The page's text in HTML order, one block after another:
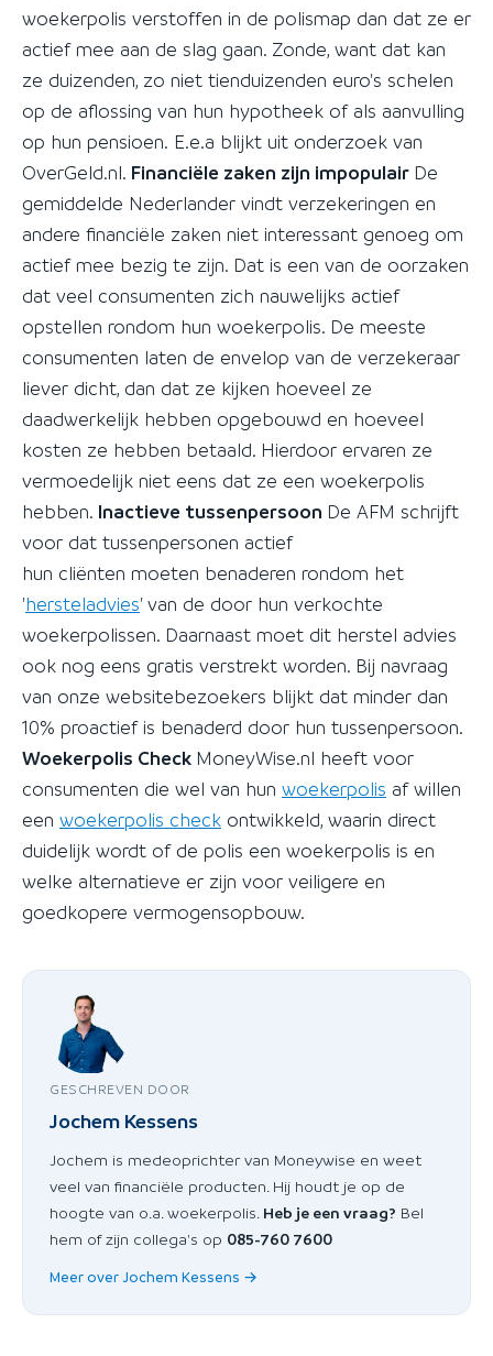
woekerpolis verstoffen in de polismap dan dat ze er
actief mee aan de slag gaan. Zonde, want dat kan
ze duizenden, zo niet tienduizenden euro's schelen
op de aflossing van hun hypotheek of als aanvulling
op hun pensioen. E.e.a blijkt uit onderzoek van
OverGeld.nl. Financiële zaken zijn impopulair De
gemiddelde Nederlander vindt verzekeringen en
andere financiële zaken niet interessant genoeg om
actief mee bezig te zijn. Dat is een van de oorzaken
dat veel consumenten zich nauwelijks actief
opstellen rondom hun woekerpolis. De meeste
consumenten laten de envelop van de verzekeraar
liever dicht, dan dat ze kijken hoeveel ze
daadwerkelijk hebben opgebouwd en hoeveel
kosten ze hebben betaald. Hierdoor ervaren ze
vermoedelijk niet eens dat ze een woekerpolis
hebben. Inactieve tussenpersoon De AFM schrijft
voor dat tussenpersonen actief
hun cliënten moeten benaderen rondom het
'hersteladvies' van de door hun verkochte
woekerpolissen. Daarnaast moet dit herstel advies
ook nog eens gratis verstrekt worden. Bij navraag
van onze websitebezoekers blijkt dat minder dan
10% proactief is benaderd door hun tussenpersoon.
Woekerpolis Check MoneyWise.nl heeft voor
consumenten die wel van hun woekerpolis af willen
een woekerpolis check ontwikkeld, waarin direct
duidelijk wordt of de polis een woekerpolis is en
welke alternatieve er zijn voor veiligere en
goedkopere vermogensopbouw.
GESCHREVEN DOOR
Jochem Kessens
Jochem is medeoprichter van Moneywise en weet
veel van financiële producten. Hij houdt je op de
hoogte van o.a. woekerpolis. Heb je een vraag? Bel
hem of zijn collega's op 085-760 7600
Meer over Jochem Kessens →